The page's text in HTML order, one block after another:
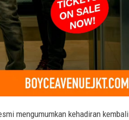
mengumumkan kehadiran kembali